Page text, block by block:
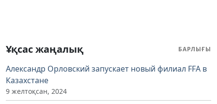
Ұқсас жаңалық БАРЛЫҒЫ
Александр Орловский запускает новый филиал FFA в
Казахстане
9 желтоқсан, 2024